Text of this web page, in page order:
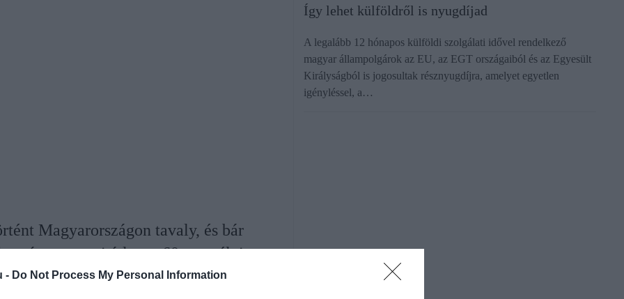
- Do Not Process My Personal Information
Magyarországon tavaly, és bár
száma, a napi átlagos 60 személyi
volt ilyen magasan ez a mutató
Így lehet külföldről is nyugdíjad
A legalább 12 hónapos külföldi szolgálati idővel rendelkező
magyar állampolgárok az EU, az EGT országaiból és az Egyesült
Királyságból is jogosultak résznyugdíjra, amelyet egyetlen
igényléssel, a…